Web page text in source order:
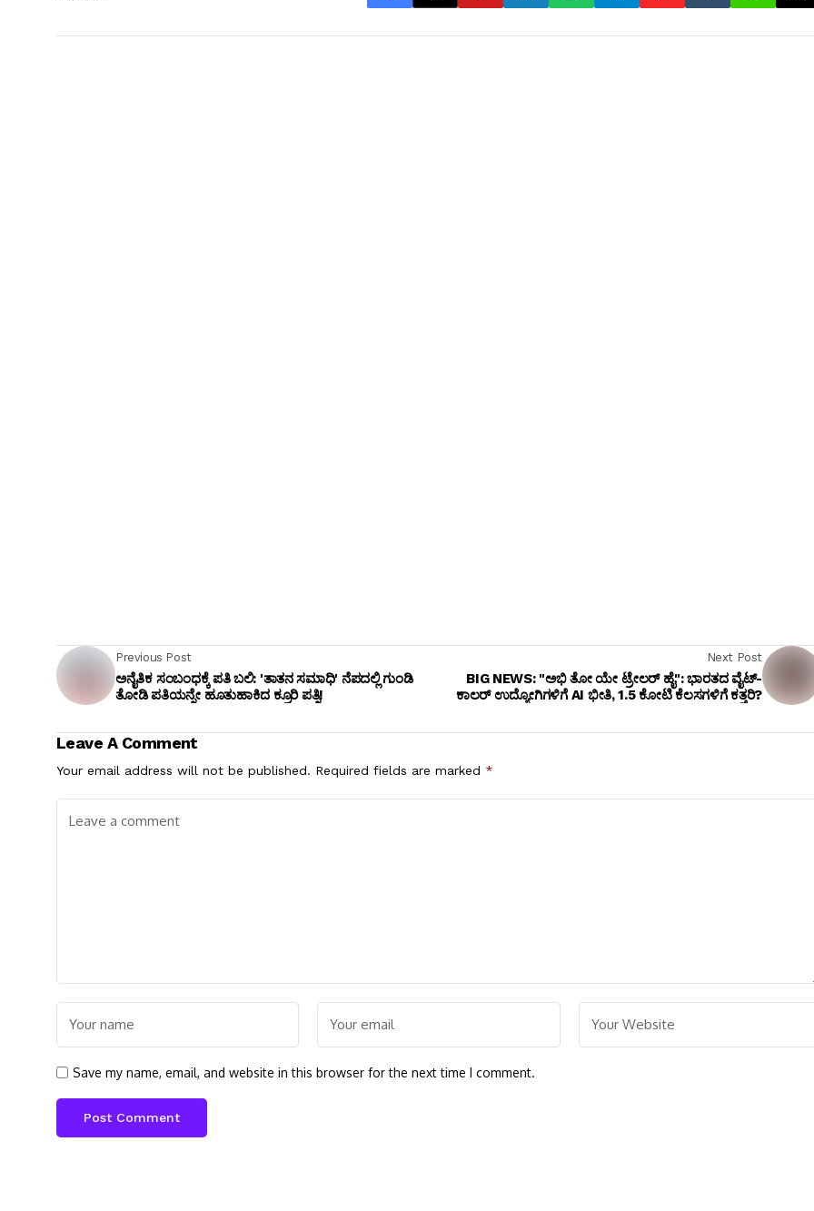
Previous Post
ಅನೈತಿಕ ಸಂಬಂಧಕ್ಕೆ ಪತಿ ಬಲಿ: 'ತಾತನ ಸಮಾಧಿ' ನೆಪದಲ್ಲಿ ಗುಂಡಿ
ತೋಡಿ ಪತಿಯನ್ನೇ ಹೂತುಹಾಕಿದ ಕ್ರೂರಿ ಪತ್ನಿ!
Next Post
BIG NEWS: "ಅಭಿ ತೋ ಯೇ ಟ್ರೇಲರ್ ಹೈ": ಭಾರತದ ವೈಟ್-
ಕಾಲರ್ ಉದ್ಯೋಗಿಗಳಿಗೆ AI ಭೀತಿ, 1.5 ಕೋಟಿ ಕೆಲಸಗಳಿಗೆ ಕತ್ತರಿ?
Leave A Comment
Your email address will not be published. Required fields are marked *
Save my name, email, and website in this browser for the next time I comment.